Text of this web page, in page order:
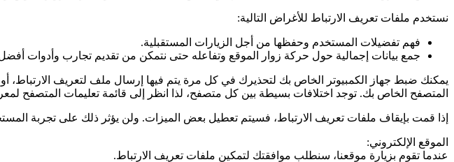
نستخدم ملفات تعريف الارتباط للأغراض التالية:
فهم تفضيلات المستخدم وحفظها من أجل الزيارات المستقبلية.
جمع بيانات إجمالية حول حركة زوار الموقع وتفاعله حتى نتمكن من تقديم تجارب وأدوات
يمكنك ضبط جهاز الكمبيوتر الخاص بك لتحذيرك في كل مرة يتم فيها إرسال ملف لتعريف الارتباط،
المتصفح الخاص بك. توجد اختلافات بسيطة بين كل متصفح، لذا انظر إلى قائمة تعليمات المتصفح
إذا قمت بإيقاف ملفات تعريف الارتباط، فسيتم تعطيل بعض الميزات. ولن يؤثر ذلك على تجربة
الموقع الإلكتروني:
عندما تقوم بزيارة موقعنا، سنطلب موافقتك لتمكين ملفات تعريف الارتباط.